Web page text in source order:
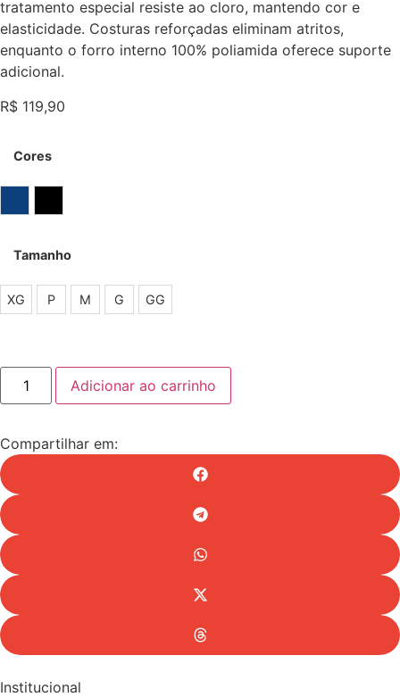
tratamento especial resiste ao cloro, mantendo cor e
elasticidade. Costuras reforçadas eliminam atritos,
enquanto o forro interno 100% poliamida oferece suporte
adicional.
R$ 119,90
Cores
Marinho
Preto
Tamanho
XG P M G GG
Macaquinho
Natação
Progne
Adicionar ao carrinho
Compartilhar em:
Institucional